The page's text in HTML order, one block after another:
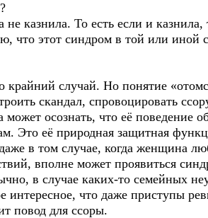
казнила. То есть если и казнила,
что этот синдром в той или иной
крайний случай. Но понятие
скандал, спровоцировать
осознать, что её поведение
Это её природная защитная
в том случае, когда женщина
вполне может проявиться
в случае каких-то семейных
интересное, что даже приступы
повод для ссоры.